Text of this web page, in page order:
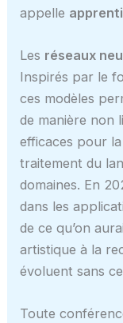
appelle
Les réseaux
Inspirés par le
ces modèles
de manière non
efficaces pour la
traitement du
domaines. En
dans les
de ce qu’on
artistique à la
évoluent sans
Toute